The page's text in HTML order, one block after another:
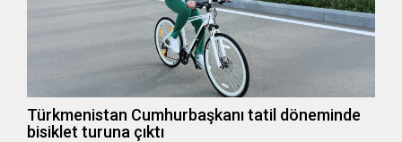
Türkmenistan Cumhurbaşkanı tatil döneminde
bisiklet turuna çıktı